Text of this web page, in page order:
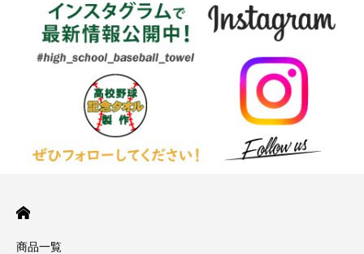
商品一覧